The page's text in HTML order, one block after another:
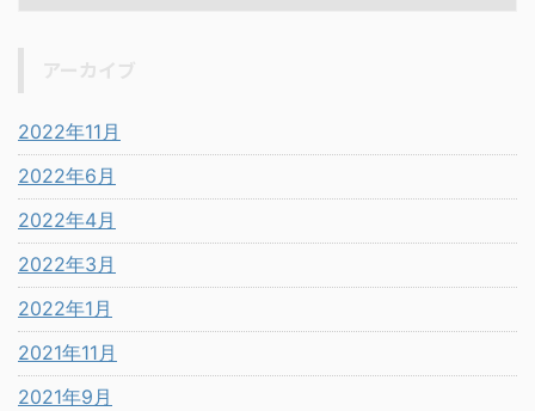
2022年11月
2022年6月
2022年4月
2022年3月
2022年1月
2021年11月
2021年9月